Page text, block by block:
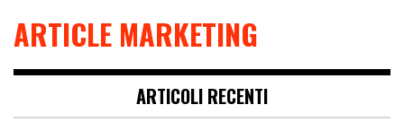
ARTICLE MARKETING
ARTICOLI RECENTI